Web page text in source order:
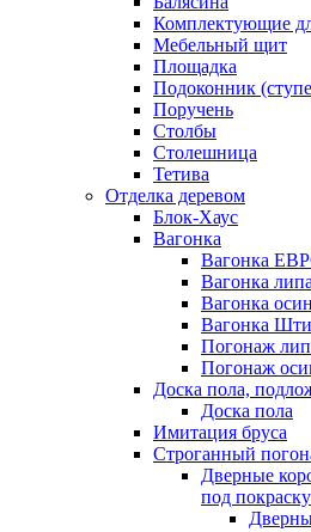
Комплектующие
Мебельный щит
Площадка
Подоконник
Поручень
Столбы
Столешница
Тетива
Отделка деревом
Блок-Хаус
Вагонка
Вагонка
Вагонка липа
Вагонка
Вагонка
Погонаж
Погонаж
Доска пола,
Доска пола
Имитация бруса
Строганный
Дверные
под покраску